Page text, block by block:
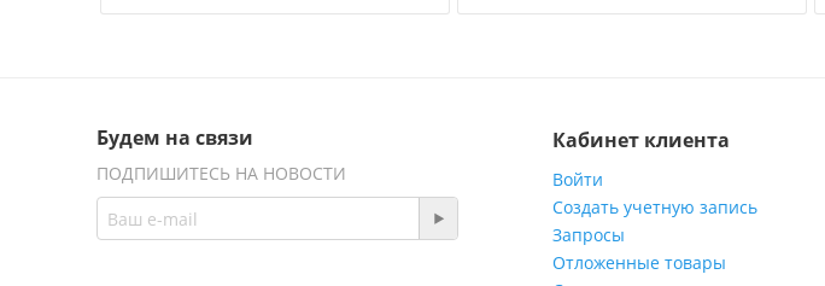
Будем на связи
ПОДПИШИТЕСЬ НА НОВОСТИ
Кабинет клиента
Войти
Создать учетную запись
Запросы
Отложенные товары